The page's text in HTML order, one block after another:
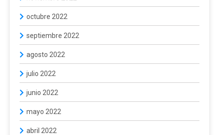
octubre 2022
septiembre 2022
agosto 2022
julio 2022
junio 2022
mayo 2022
abril 2022